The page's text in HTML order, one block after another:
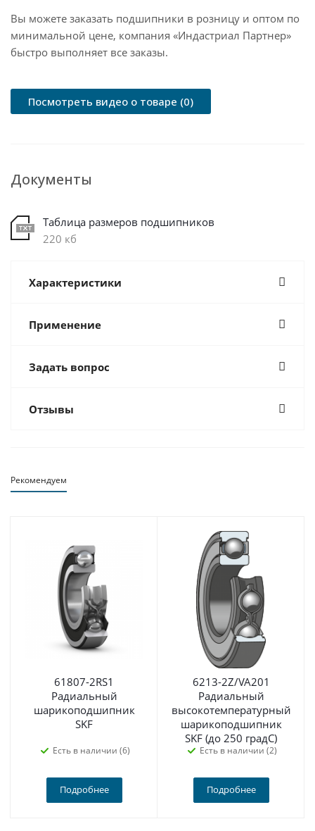
Вы можете заказать подшипники в розницу и оптом по
минимальной цене, компания «Индастриал Партнер»
быстро выполняет все заказы.
Посмотреть видео о товаре (0)
Документы
Таблица размеров подшипников
220 кб
Характеристики
Применение
Задать вопрос
Отзывы
Рекомендуем
61807-2RS1
Радиальный
шарикоподшипник
SKF
Есть в наличии (6)
Подробнее
6213-2Z/VA201
Радиальный
высокотемпературный
шарикоподшипник
SKF (до 250 градС)
Есть в наличии (2)
Подробнее